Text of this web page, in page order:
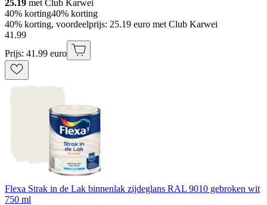
25.19 met Club Karwei
40% korting40% korting
40% korting, voordeelprijs: 25.19 euro met Club Karwei
41 .99
Prijs: 41.99 euro
Flexa Strak in de Lak binnenlak zijdeglans RAL 9010 gebroken wit
750 ml